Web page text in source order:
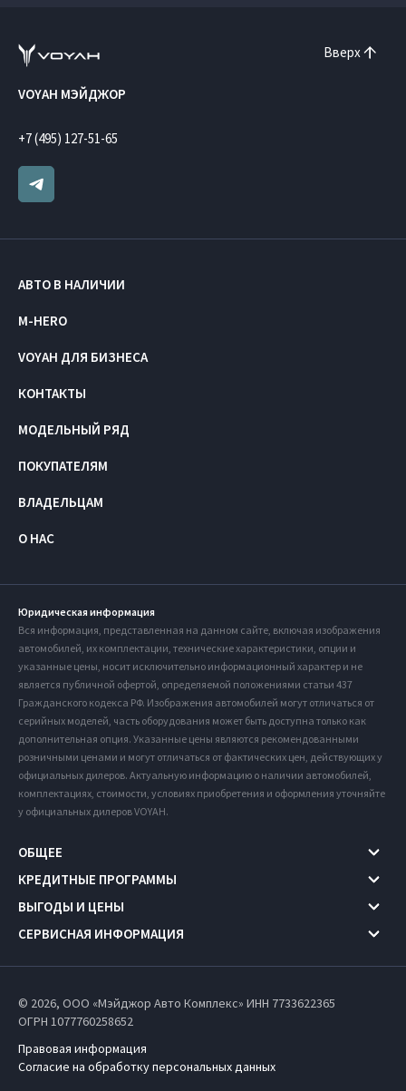
Вверх
VOYAH МЭЙДЖОР
+7 (495) 127-51-65
АВТО В НАЛИЧИИ
M-HERO
VOYAH ДЛЯ БИЗНЕСА
КОНТАКТЫ
МОДЕЛЬНЫЙ РЯД
ПОКУПАТЕЛЯМ
ВЛАДЕЛЬЦАМ
О НАС
Юридическая информация
Вся информация, представленная на данном сайте, включая изображения
автомобилей, их комплектации, технические характеристики, опции и
указанные цены, носит исключительно информационный характер и не
является публичной офертой, определяемой положениями статьи 437
Гражданского кодекса РФ. Изображения автомобилей могут отличаться от
серийных моделей, часть оборудования может быть доступна только как
дополнительная опция. Указанные цены являются рекомендованными
розничными ценами и могут отличаться от фактических цен, действующих у
официальных дилеров. Актуальную информацию о наличии автомобилей,
комплектациях, стоимости, условиях приобретения и оформления уточняйте
у официальных дилеров VOYAH.
ОБЩЕЕ
КРЕДИТНЫЕ ПРОГРАММЫ
ВЫГОДЫ И ЦЕНЫ
СЕРВИСНАЯ ИНФОРМАЦИЯ
© 2026, ООО «Мэйджор Авто Комплекс» ИНН 7733622365
ОГРН 1077760258652
Правовая информация
Согласие на обработку персональных данных